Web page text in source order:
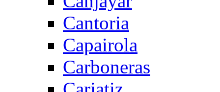
Cantoria
Capairola
Carboneras